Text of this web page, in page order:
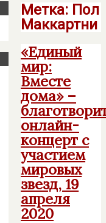
Метка: Пол
Маккартни
«Единый
мир:
Вместе
дома» –
онлайн-
концерт с
участием
мировых
звезд, 19
апреля
2020